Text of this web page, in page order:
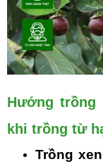
Hướng trồng
khi trồng từ
Trồng